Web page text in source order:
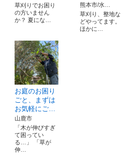
草刈りでお困り
の方いません
か？ 夏にな…
熊本市/水…
草刈り、整地な
どやってます。
ほかに…
お庭のお困り
ごと、まずは
お気軽にご…
山鹿市
「木が伸びすぎ
て困ってい
る…」 「草が
伸…